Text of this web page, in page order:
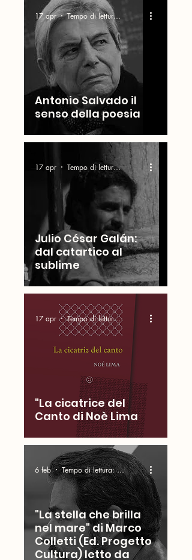
Antonio Salvado il
senso della poesia
17 apr Tempo di lettura: 4 min
Julio César Galán:
dal catartico al
sublime
17 apr Tempo di lettura: 7 min
"La cicatrice del
Canto di Noè Lima
17 apr Tempo di lettura: 17 min
"La stella che brilla
nel mare" di Marco
Colletti (Ed. Progetto
Cultura) letto da
6 feb Tempo di lettura: 4 min